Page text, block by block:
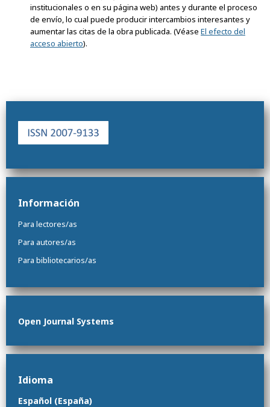
institucionales o en su página web) antes y durante el proceso
de envío, lo cual puede producir intercambios interesantes y
aumentar las citas de la obra publicada. (Véase El efecto del
acceso abierto).
Información
Para lectores/as
Para autores/as
Para bibliotecarios/as
Open Journal Systems
Idioma
Español (España)